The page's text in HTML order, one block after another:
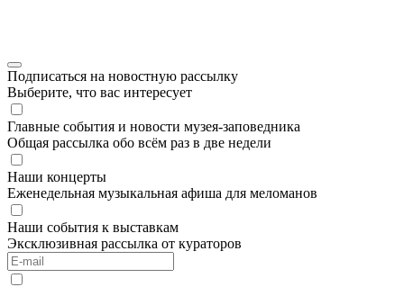
Подписаться на новостную рассылку
Выберите, что вас интересует
Главные события и новости музея-заповедника
Общая рассылка обо всём раз в две недели
Наши концерты
Еженедельная музыкальная афиша для меломанов
Наши события к выставкам
Эксклюзивная рассылка от кураторов